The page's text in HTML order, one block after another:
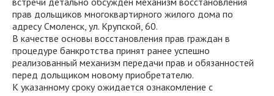
прав дольщиков многоквартирного жилого дома по
адресу Смоленск, ул. Крупской, 60.
В качестве основы восстановления прав граждан в
процедуре банкротства принят ранее успешно
реализованный механизм передачи прав и обязанностей
перед дольщиком новому приобретателю.
К указанному сроку ожидается ознакомление с